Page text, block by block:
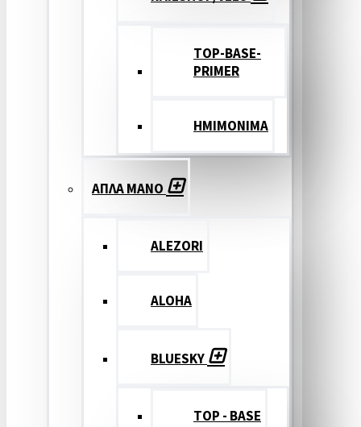
TOP-BASE-
PRIMER
ΗΜΙΜΟΝΙΜΑ
ΑΠΛΑ ΜΑΝΟ
ALEZORI
ALOHA
BLUESKY
TOP - BASE